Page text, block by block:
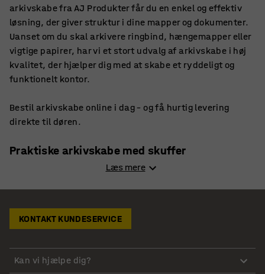
arkivskabe fra AJ Produkter får du en enkel og effektiv
løsning, der giver struktur i dine mapper og dokumenter.
Uanset om du skal arkivere ringbind, hængemapper eller
vigtige papirer, har vi et stort udvalg af arkivskabe i høj
kvalitet, der hjælper dig med at skabe et ryddeligt og
funktionelt kontor.
Bestil arkivskabe online i dag – og få hurtig levering
direkte til døren.
Praktiske arkivskabe med skuffer
sektioner kan du nemt organisere dokumenter år for år
eller afdeling for afdeling. På den måde ved du altid, hvor
ikke længere er nødvendige.
Læs mere
KONTAKT KUNDESERVICE
Kan vi hjælpe dig?